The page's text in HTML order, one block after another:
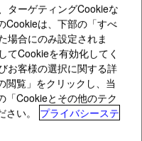
?
ル。透明、高い流動
す優れた耐寒性。PCB
ています。
ターゲティングCookieな
Cookieは、下部の「すべ
場合にのみ設定されま
てCookieを有効化してく
お客様の選択に関する詳
閲覧」をクリックし、当
「Cookieとその他のテク
い。
プライバシーステ